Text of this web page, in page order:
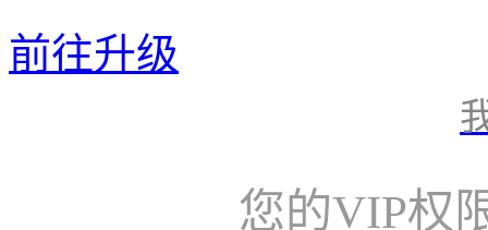
前往升级
您的VIP权